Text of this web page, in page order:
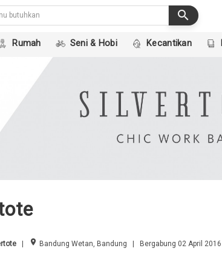
search
Rumah Seni & Hobi Kecantikan
| room Bandung Wetan, Bandung | Bergabung 02 April 2016